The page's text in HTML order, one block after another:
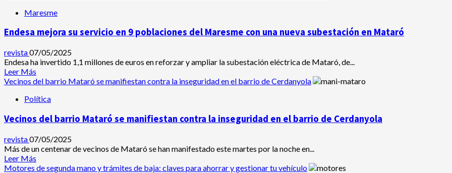
a
momentos
de
Generalitat
el
proyecto
nuevo
de
Maresme
Endesa mejora su servicio en 9 poblaciones del Maresme con una nueva subestación en Mataró
revista07/05/2025
Endesa ha invertido 1,1 millones de euros en reforzar y ampliar la subestación eléctrica de Mataró, de...
Leer Más
más
de
mejora
servicio
en
poblaciones
Vecinos del barrio Mataró se manifiestan contra la inseguridad en el barrio de Cerdanyola
Política
Vecinos del barrio Mataró se manifiestan contra la inseguridad en el barrio de Cerdanyola
revista07/05/2025
Más de un centenar de vecinos de Mataró se han manifestado este martes por la noche en...
Leer Más
más
Motores de segunda mano y trámites de baja: claves para ahorrar y gestionar tu vehículo